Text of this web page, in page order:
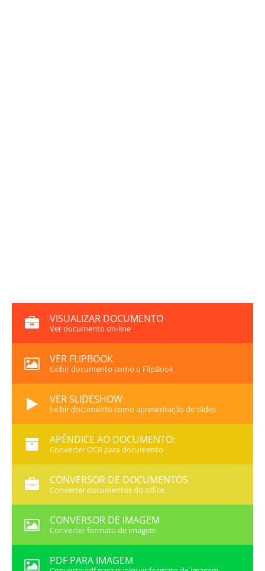
VISUALIZAR DOCUMENTO
Ver documento on-line
VER FLIPBOOK
Exibir documento como o FlipBook
VER SLIDESHOW
Exibir documento como apresentação de slides
APÊNDICE AO DOCUMENTO:
Converter OCR para documento
CONVERSOR DE DOCUMENTOS
Converter documentos do office
CONVERSOR DE IMAGEM
Converter formato de imagem
PDF PARA IMAGEM